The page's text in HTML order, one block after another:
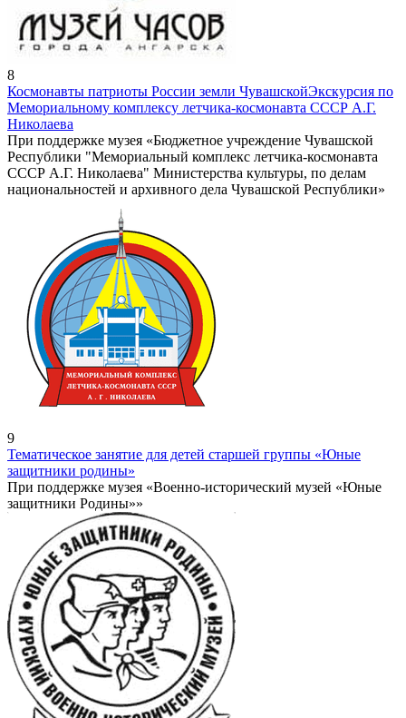
8
Космонавты патриоты России земли ЧувашскойЭкскурсия по
Мемориальному комплексу летчика-космонавта СССР А.Г.
Николаева
При поддержке музея «Бюджетное учреждение Чувашской
Республики "Мемориальный комплекс летчика-космонавта
СССР А.Г. Николаева" Министерства культуры, по делам
национальностей и архивного дела Чувашской Республики»
9
Тематическое занятие для детей старшей группы «Юные
защитники родины»
При поддержке музея «Военно-исторический музей «Юные
защитники Родины»»